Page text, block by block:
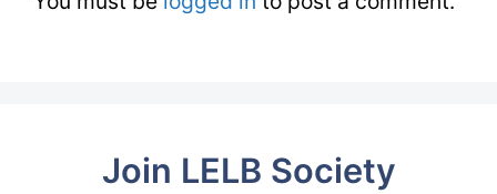
Join LELB Society